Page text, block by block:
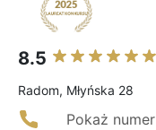
8.5
Radom, Młyńska 28
Pokaż